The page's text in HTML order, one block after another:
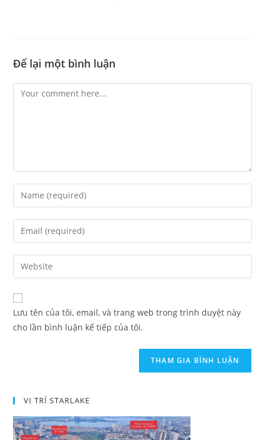
Để lại một bình luận
Lưu tên của tôi, email, và trang web trong trình duyệt này
cho lần bình luận kế tiếp của tôi.
VỊ TRÍ STARLAKE